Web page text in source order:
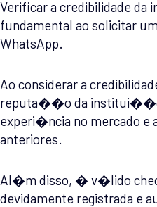
Verificar a credibilidade
fundamental ao solicitar
WhatsApp.
Ao considerar a
reputa��o da institui��o
experi�ncia no mercado
anteriores.
Al�m disso, � v�lido
devidamente registrada e